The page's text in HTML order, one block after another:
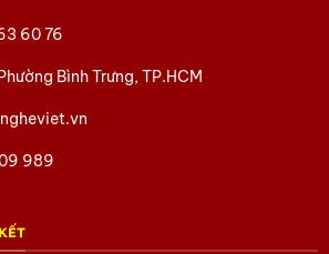
60 76
Bình Trưng, TP.HCM
989